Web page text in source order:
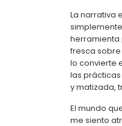
La narrativa
herramienta
fresca sobre
lo convierte
las
y matizada,
El mundo
me siento